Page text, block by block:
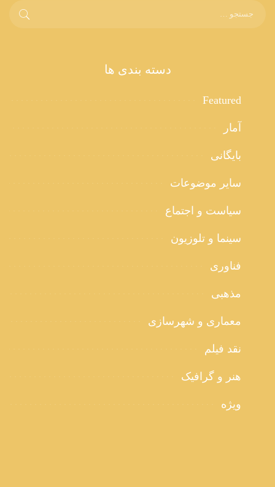
دسته بندی ها
Featured
آمار
بایگانی
سایر موضوعات
سیاست و اجتماع
سینما و تلوزیون
فناوری
مذهبی
معماری و شهرسازی
نقد فیلم
هنر و گرافیک
ویژه